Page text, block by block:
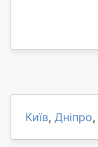
Київ, Дніпро,